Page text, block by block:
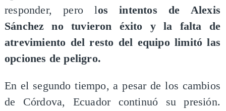
responder, pero los intentos de Alexis
Sánchez no tuvieron éxito y la falta de
atrevimiento del resto del equipo limitó las
opciones de peligro.
En el segundo tiempo, a pesar de los cambios
de Córdova, Ecuador continuó su presión.